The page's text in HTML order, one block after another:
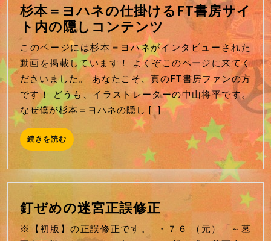
杉本＝ヨハネの仕掛けるFT書房サイ
ト内の隠しコンテンツ
本
＝
ヨ
ハ
ネ
の
仕
け
る
書
房
このページには杉本＝ヨハネがインタビューされた
動画を掲載しています！ よくぞこのページに来てく
ださいました。 あなたこそ、真のFT書房ファンの方
です！ どうも、イラストレーターの中山将平です。
なぜ僕が杉本＝ヨハネの隠し […]
続きを読む 続
き
読
む
釘ぜめの迷宮正誤修正釘
ぜ
※【初版】の正誤修正です。 ・７６ （元）「～墓